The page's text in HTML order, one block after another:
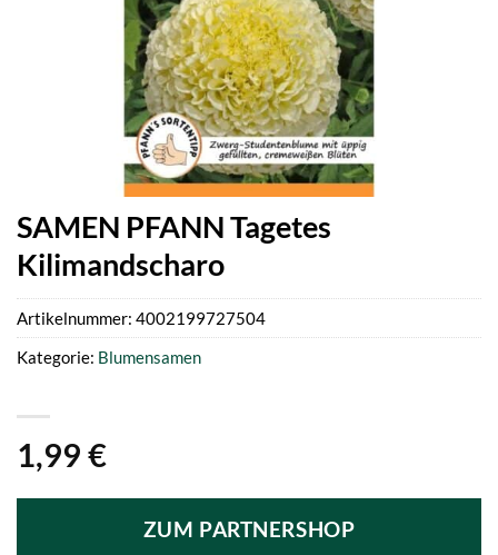
SAMEN PFANN Tagetes
Kilimandscharo
1,99 €
ZUM PARTNERSHOP
Artikelnummer: 4002199727504
Kategorie: Blumensamen